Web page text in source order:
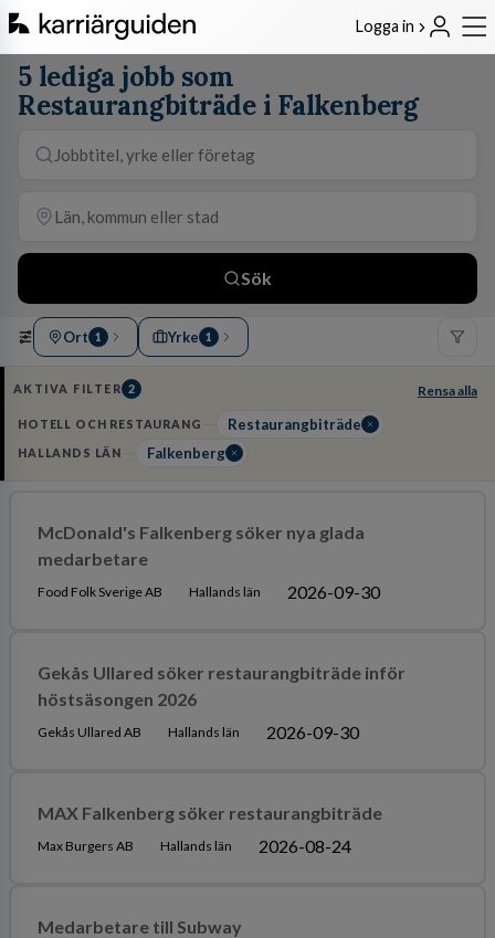
Logga in
5 lediga jobb som
Restaurangbiträde i Falkenberg
Sök
Ort 1 Yrke 1
AKTIVA FILTER 2 Rensa alla
HOTELL OCH RESTAURANG Restaurangbiträde
HALLANDS LÄN Falkenberg
McDonald's Falkenberg söker nya glada
medarbetare
Food Folk Sverige AB Hallands län 2026-09-30
Gekås Ullared söker restaurangbiträde inför
höstsäsongen 2026
Gekås Ullared AB Hallands län 2026-09-30
MAX Falkenberg söker restaurangbiträde
Max Burgers AB Hallands län 2026-08-24
Medarbetare till Subway